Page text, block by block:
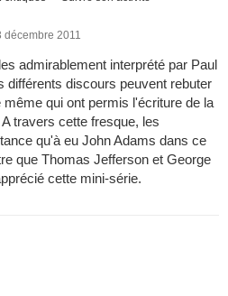
décembre 2011
admirablement interprété par Paul
différents discours peuvent rebuter
qui ont permis l'écriture de la
travers cette fresque, les
qu'à eu John Adams dans ce
que Thomas Jefferson et George
cette mini-série.